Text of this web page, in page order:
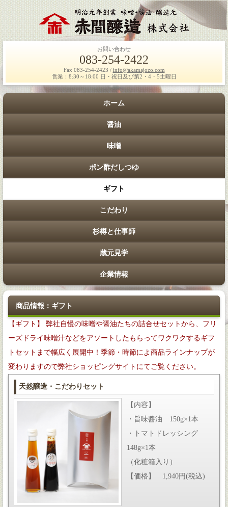
お問い合わせ
083-254-2422
Fax 083-254-2423 / info@akamajozo.com
営業：8:30～18:00 日・祝日及び第2・4・5土曜日
ホーム
醤油
味噌
ポン酢だしつゆ
ギフト
こだわり
杉樽と仕事師
蔵元見学
企業情報
商品情報：ギフト
【ギフト】
弊社自慢の味噌や醤油たちの詰合せセットから、フリ
ーズドライ味噌汁などをアソートしたもらってワクワクするギフ
トセットまで幅広く展開中！季節・時節によ商品ラインナップが
変わりますので弊社ショッピングサイトにてご覧ください。
天然醸造・こだわりセット
【内容】
・旨味醬油 150g×1本
・トマトドレッシング
148g×1本
（化粧箱入り）
【価格】 1,940円(税込)